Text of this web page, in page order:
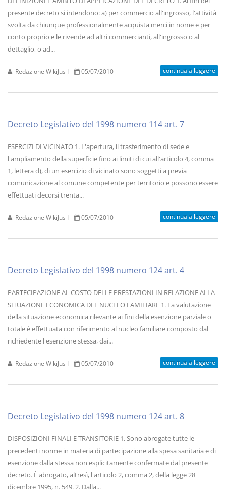
presente decreto si intendono: a) per commercio all'ingrosso, l'attività
svolta da chiunque professionalmente acquista merci in nome e per
conto proprio e le rivende ad altri commercianti, all'ingrosso o al
dettaglio, o ad...
Redazione WikiJus I 05/07/2010 continua a leggere
Decreto Legislativo del 1998 numero 114 art. 7
ESERCIZI DI VICINATO 1. L'apertura, il trasferimento di sede e
l'ampliamento della superficie fino ai limiti di cui all'articolo 4, comma
1, lettera d), di un esercizio di vicinato sono soggetti a previa
comunicazione al comune competente per territorio e possono essere
effettuati decorsi trenta...
Redazione WikiJus I 05/07/2010 continua a leggere
Decreto Legislativo del 1998 numero 124 art. 4
PARTECIPAZIONE AL COSTO DELLE PRESTAZIONI IN RELAZIONE ALLA
SITUAZIONE ECONOMICA DEL NUCLEO FAMILIARE 1. La valutazione
della situazione economica rilevante ai fini della esenzione parziale o
totale è effettuata con riferimento al nucleo familiare composto dal
richiedente l'esenzione stessa, dai...
Redazione WikiJus I 05/07/2010 continua a leggere
Decreto Legislativo del 1998 numero 124 art. 8
DISPOSIZIONI FINALI E TRANSITORIE 1. Sono abrogate tutte le
precedenti norme in materia di partecipazione alla spesa sanitaria e di
esenzione dalla stessa non esplicitamente confermate dal presente
decreto. È abrogato, altresì, l'articolo 2, comma 2, della legge 28
dicembre 1995, n. 549. 2. Dalla...